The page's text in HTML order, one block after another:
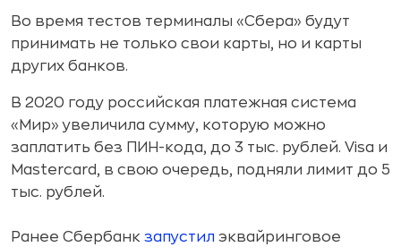
Во время тестов терминалы «Сбера» будут
принимать не только свои карты, но и карты
других банков.
В 2020 году российская платежная система
«Мир» увеличила сумму, которую можно
заплатить без ПИН-кода, до 3 тыс. рублей. Visa и
Mastercard, в свою очередь, подняли лимит до 5
тыс. рублей.
Ранее Сбербанк запустил эквайринговое